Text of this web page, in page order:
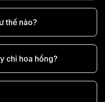
thế nào?
chỉ hoa hồng?